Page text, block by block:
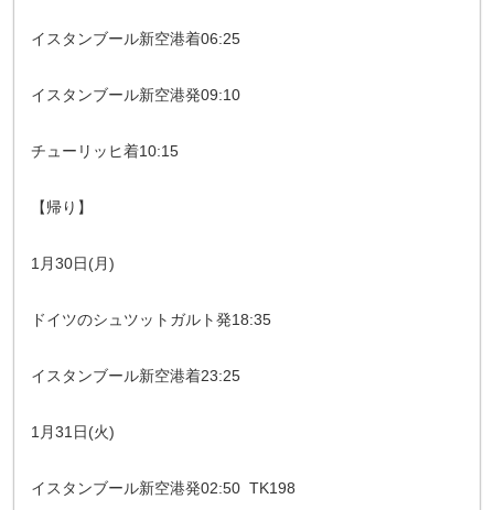
イスタンブール新空港着06:25
イスタンブール新空港発09:10
チューリッヒ着10:15
【帰り】
1月30日(月)
ドイツのシュツットガルト発18:35
イスタンブール新空港着23:25
1月31日(火)
イスタンブール新空港発02:50 TK198